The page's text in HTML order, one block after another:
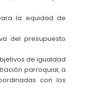
la equidad de
del presupuesto
de igualdad
parroquial, a
con los